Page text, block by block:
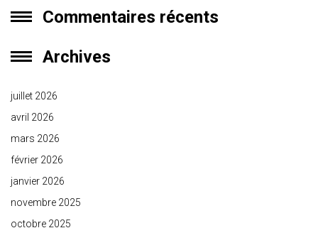
Commentaires récents
Archives
juillet 2026
avril 2026
mars 2026
février 2026
janvier 2026
novembre 2025
octobre 2025